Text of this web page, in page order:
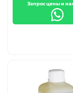
Запрос цены и